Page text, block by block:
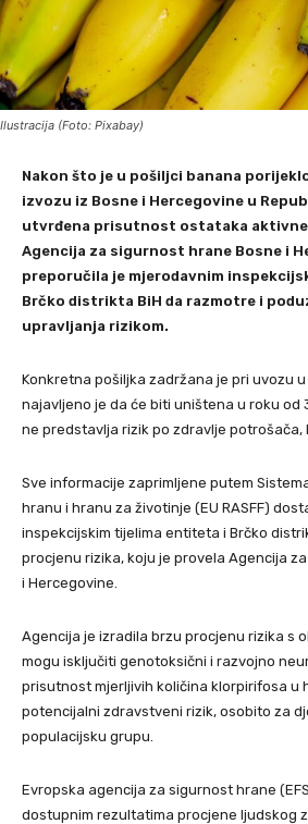
Ilustracija (Foto: Pixabay)
Nakon što je u pošiljci banana
izvozu iz Bosne i Hercegovine u
utvrđena prisutnost ostataka
Agencija za sigurnost hrane Bosne i
preporučila je mjerodavnim
Brčko distrikta BiH da razmotre i
upravljanja rizikom.
Konkretna pošiljka zadržana je pri uvozu
najavljeno je da će biti uništena u roku od
ne predstavlja rizik po zdravlje potrošača,
Sve informacije zaprimljene putem
hranu i hranu za životinje (EU RASFF)
inspekcijskim tijelima entiteta i Brčko
procjenu rizika, koju je provela Agencija
i Hercegovine.
Agencija je izradila brzu procjenu rizika s
mogu isključiti genotoksični i razvojno
prisutnost mjerljivih količina klorpirifosa u
potencijalni zdravstveni rizik, osobito za
populacijsku grupu.
Evropska agencija za sigurnost hrane
dostupnim rezultatima procjene ljudskog